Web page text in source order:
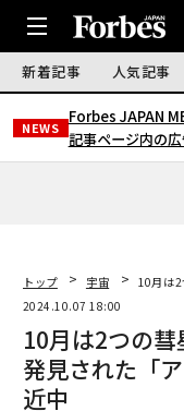
新着記事 人気記事
NEWS
Forbes JAPAN
記事ページ内の
トップ 宇宙
10月は
2024.10.07 18:00
10月は2つの
発見された「
近中